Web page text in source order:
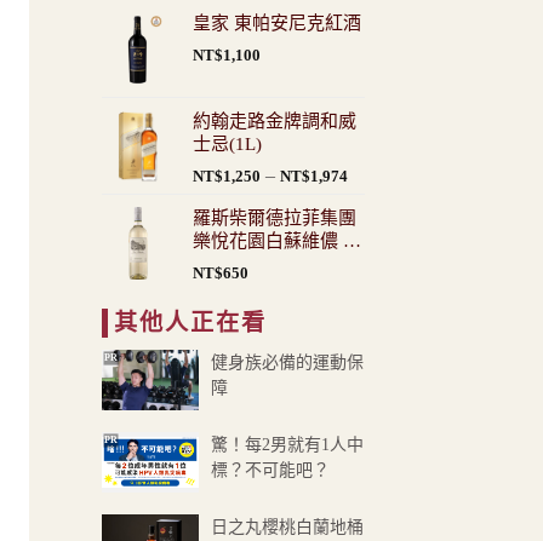
皇家 東帕安尼克紅酒
NT$1,100
約翰走路金牌調和威
士忌(1L)
NT$1,250 – NT$1,974價
範
圍：
羅斯柴爾德拉菲集團
樂悅花園白蘇維儂 白
酒
NT$650
其他人正在看
健身族必備的運動保
障
PR
驚！每2男就有1人中
標？不可能吧？
PR
日之丸櫻桃白蘭地桶